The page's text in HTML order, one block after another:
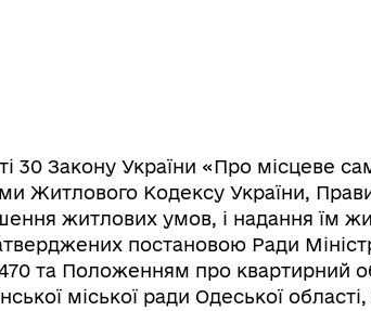
громадян
Інформаційна безпека
технічний захист
30 Закону України «Про місцеве
Житлового Кодексу України,
житлових умов, і надання їм
постановою Ради
та Положенням про квартирний
міської ради Одеської